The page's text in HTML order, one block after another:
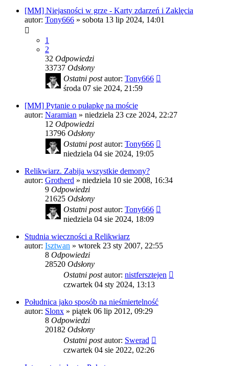
[MM] Niejasności w grze - Karty zdarzeń i Zaklęcia
autor: Tony666 » sobota 13 lip 2024, 14:01
1
2
32 Odpowiedzi
33737 Odsłony
Ostatni postautor: Tony666
środa 07 sie 2024, 21:59
[MM] Pytanie o pułapkę na moście
autor: Naramian » niedziela 23 cze 2024, 22:27
12 Odpowiedzi
13796 Odsłony
Ostatni postautor: Tony666
niedziela 04 sie 2024, 19:05
Relikwiarz. Zabija wszystkie demony?
autor: Grotherd » niedziela 10 sie 2008, 16:34
9 Odpowiedzi
21625 Odsłony
Ostatni postautor: Tony666
niedziela 04 sie 2024, 18:09
Studnia wieczności a Relikwiarz
autor: Isztwan » wtorek 23 sty 2007, 22:55
8 Odpowiedzi
28520 Odsłony
Ostatni postautor: nistfersztejen
czwartek 04 sty 2024, 13:13
Południca jako sposób na nieśmiertelność
autor: Slonx » piątek 06 lip 2012, 09:29
8 Odpowiedzi
20182 Odsłony
Ostatni postautor: Swerad
czwartek 04 sie 2022, 02:26